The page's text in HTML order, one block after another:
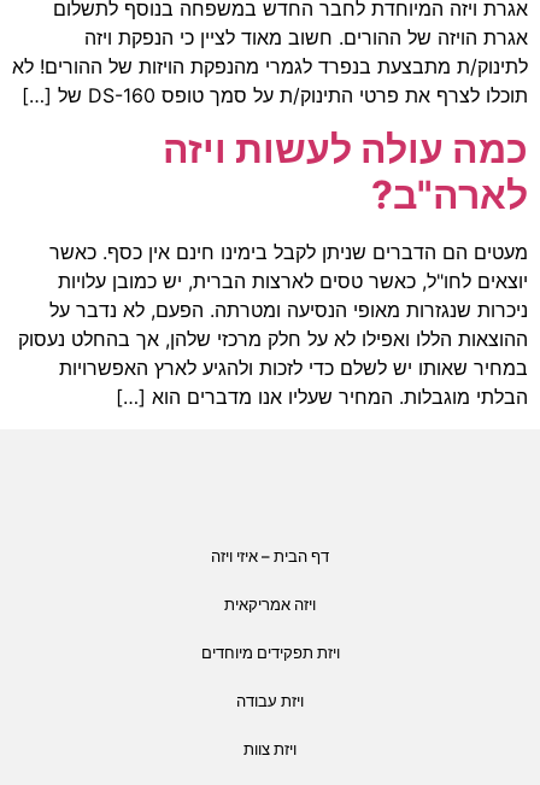
אגרת ויזה המיוחדת לחבר החדש במשפחה בנוסף לתשלום
אגרת הויזה של ההורים. חשוב מאוד לציין כי הנפקת ויזה
לתינוק/ת מתבצעת בנפרד לגמרי מהנפקת הויזות של ההורים! לא
תוכלו לצרף את פרטי התינוק/ת על סמך טופס DS-160 של […]
כמה עולה לעשות ויזה
לארה"ב?
מעטים הם הדברים שניתן לקבל בימינו חינם אין כסף. כאשר
יוצאים לחו"ל, כאשר טסים לארצות הברית, יש כמובן עלויות
ניכרות שנגזרות מאופי הנסיעה ומטרתה. הפעם, לא נדבר על
ההוצאות הללו ואפילו לא על חלק מרכזי שלהן, אך בהחלט נעסוק
במחיר שאותו יש לשלם כדי לזכות ולהגיע לארץ האפשרויות
הבלתי מוגבלות. המחיר שעליו אנו מדברים הוא […]
דף הבית – איזי ויזה
ויזה אמריקאית
ויזת תפקידים מיוחדים
ויזת עבודה
ויזת צוות